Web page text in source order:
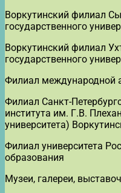
Воркутинский филиал
государственного
Воркутинский филиал
государственного
Филиал международной
Филиал Санкт-
института им. Г.В.
университета)
Филиал университета
образования
Музеи, галереи,